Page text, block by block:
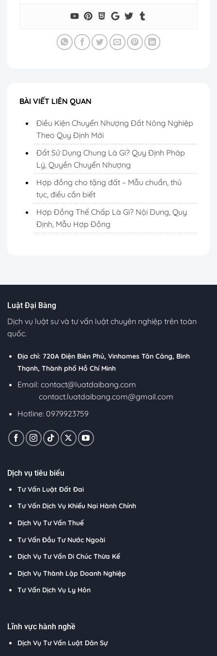
BÀI VIẾT LIÊN QUAN
Điều Kiện Chuyển Nhượng Đất Nông Nghiệp
Theo Quy Định Mới
Đất Sử Dụng Chung Là Gì? Quy Định Pháp
Lý, Quyền Chuyển Nhượng
Hợp đồng cho tặng đất – Mẫu chuẩn, thủ
tục, điều cần biết
Hợp Đồng Thế Chấp Là Gì? Nội Dung, Quy
Định, Mẫu Hợp Đồng
Luật Đại Bàng
Dịch vụ luật sư và tư vấn luật chuyên nghiệp trên toàn
quốc.
Địa chỉ: 720A Điện Biên Phủ, Vinhomes Tân Cảng, Bình
Thạnh, Thành phố Hồ Chí Minh
Email: contact@luatdaibang.com
contact.luatdaibang.com@gmail.com
Hotline: 0979923759
Dịch vụ tiêu biểu
Tư Vấn Luật Đất Đai
Tư Vấn Dịch Vụ Khiếu Nại Hành Chính
Dịch Vụ Tư Vấn Thuế
Tư Vấn Đầu Tư Nước Ngoài
Dịch Vụ Tư Vấn Di Chúc Thừa Kế
Dịch Vụ Thành Lập Doanh Nghiệp
Tư Vấn Dịch Vụ Ly Hôn
Lĩnh vực hành nghề
Dịch Vụ Tư Vấn Luật Dân Sự